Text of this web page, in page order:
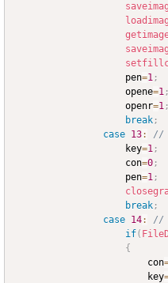
					pen
=1 ;
					opene
=1 ;
					openr
=1 ;
break ;
case 13:
//
					key
=1 ;
					con
=0 ;
					pen
=1 ;
break ;
case 14:
//
if(
{
						con
						key